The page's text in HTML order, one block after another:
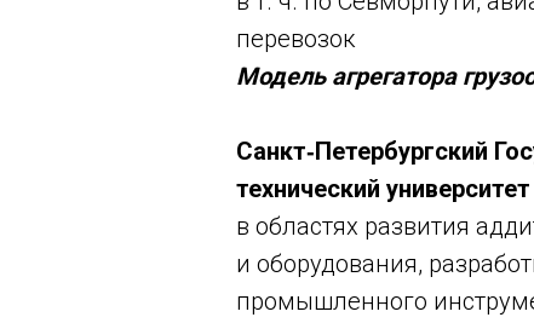
перевозок
Модель агрегатора
Санкт‑Петербургский
технический
в областях развития
и оборудования,
промышленного